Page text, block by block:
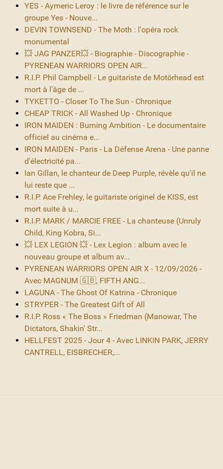
YES - Aymeric Leroy : le livre de référence sur le
groupe Yes - Nouve...
DEVIN TOWNSEND - The Moth : l'opéra rock
monumental
💥 JAG PANZER💥 - Biographie - Discographie -
PYRENEAN WARRIORS OPEN AIR...
R.I.P. Phil Campbell - Le guitariste de Motörhead est
mort à l'âge de ...
TYKETTO - Closer To The Sun - Chronique
CHEAP TRICK - All Washed Up - Chronique
IRON MAIDEN : Burning Ambition - Le documentaire
officiel au cinéma e...
IRON MAIDEN - Paris - La Défense Arena - Une panne
d'électricité pa...
Ian Gillan, le chanteur de Deep Purple, révèle qu'il ne
lui reste que ...
R.I.P. Ace Frehley, le guitariste originel de KISS, est
mort suite à u...
R.I.P. MARK / MARCIE FREE - La chanteuse (Unruly
Child, King Kobra, Si...
💥 LEX LEGION 💥 - Lex Legion : album avec le
nouveau groupe et album av...
PYRENEAN WARRIORS OPEN AIR X - 12/09/2026 -
Avec MAGNUM 🇬🇧, FIFTH ANG...
LAGUNA - The Ghost Of Katrina - Chronique
STRYPER - The Greatest Gift of All
R.I.P. Ross « The Boss » Friedman (Manowar, The
Dictators, Shakin' Str...
HELLFEST 2025 - Jour 4 - Avec LINKIN PARK, JERRY
CANTRELL, EISBRECHER,...